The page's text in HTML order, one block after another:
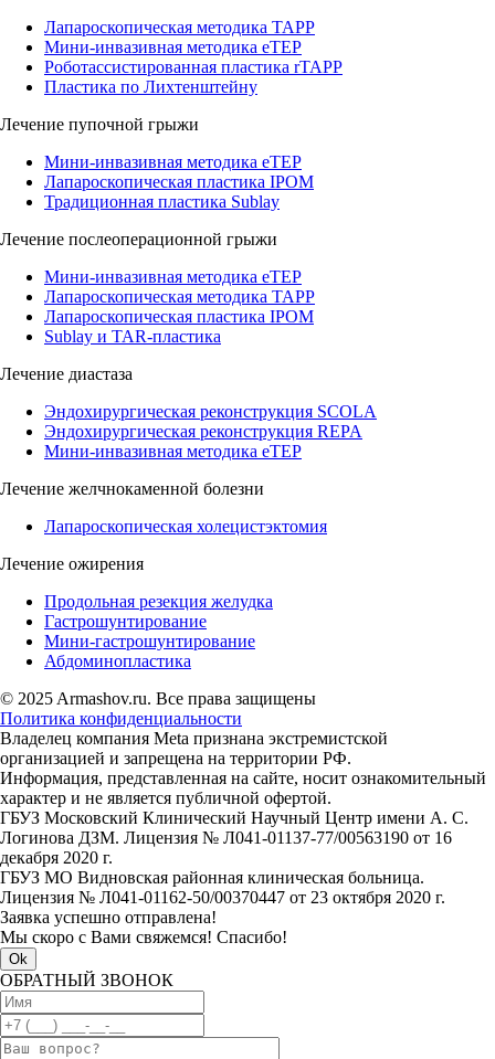
Лапароскопическая методика TAPP
Мини-инвазивная методика eTEP
Роботассистированная пластика rTAPP
Пластика по Лихтенштейну
Лечение пупочной грыжи
Мини-инвазивная методика eTEP
Лапароскопическая пластика IPOM
Традиционная пластика Sublay
Лечение послеоперационной грыжи
Мини-инвазивная методика eTEP
Лапароскопическая методика TAPP
Лапароскопическая пластика IPOM
Sublay и TAR-пластика
Лечение диастаза
Эндохирургическая реконструкция SCOLA
Эндохирургическая реконструкция REPA
Мини-инвазивная методика eTEP
Лечение желчнокаменной болезни
Лапароскопическая холецистэктомия
Лечение ожирения
Продольная резекция желудка
Гастрошунтирование
Мини-гастрошунтирование
Абдоминопластика
© 2025 Armashov.ru. Все права защищены
Политика конфиденциальности
Владелец компания Meta признана экстремистской
организацией и запрещена на территории РФ.
Информация, представленная на сайте, носит ознакомительный
характер и не является публичной офертой.
ГБУЗ Московский Клинический Научный Центр имени А. С.
Логинова ДЗМ. Лицензия № Л041-01137-77/00563190 от 16
декабря 2020 г.
ГБУЗ МО Видновская районная клиническая больница.
Лицензия № Л041-01162-50/00370447 от 23 октября 2020 г.
Заявка успешно отправлена!
Мы скоро с Вами свяжемся! Спасибо!
Ok
ОБРАТНЫЙ ЗВОНОК